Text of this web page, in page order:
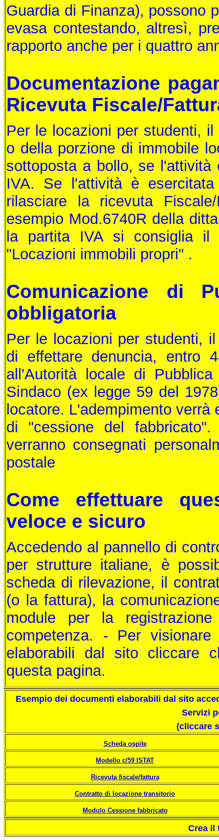
Guardia di Finanza), possono
evasa contestando, altresì,
rapporto anche per i quattro
Documentazione
Ricevuta Fiscale/
Per le locazioni per studenti,
o della porzione di immobile
sottoposta a bollo, se l'attività
IVA. Se l'attività è
rilasciare la ricevuta
esempio Mod.6740R della
la partita IVA si consiglia il
"Locazioni immobili propri" .
Comunicazione di
obbligatoria
Per le locazioni per studenti,
di effettare denuncia, entro
all'Autorità locale di
Sindaco (ex legge 59 del
locatore. L'adempimento
di "cessione del
verranno consegnati
postale
Come effettuare
veloce e sicuro
Accedendo al pannello di
per strutture italiane, è
scheda di rilevazione, il
(o la fattura), la
module per la
competenza. - Per
elaborabili dal sito cliccare
questa pagina.
Esempio dei documenti elaborabili dal sito
Servizi
(cliccare
Scheda ospite
Modello c/59 ISTAT
Ricevuta fiscale/fattura
Contratto di locazione transitorio
Modulo Cessione fabbricato
Crea il